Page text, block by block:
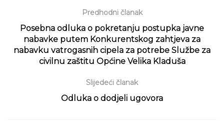
Predhodni članak
Posebna odluka o pokretanju postupka javne
nabavke putem Konkurentskog zahtjeva za
nabavku vatrogasnih cipela za potrebe Službe za
civilnu zaštitu Općine Velika Kladuša
Slijedeći članak
Odluka o dodjeli ugovora